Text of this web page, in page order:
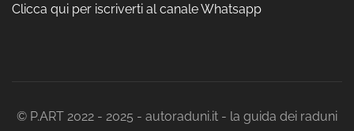
Clicca qui per iscriverti al canale Whatsapp
© P.ART 2022 - 2025 - autoraduni.it - la guida dei raduni